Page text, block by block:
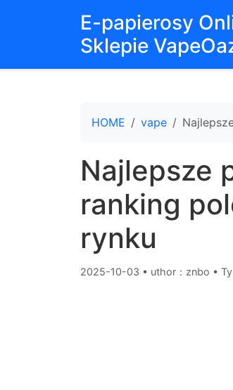
E-papierosy
Sklepie
HOME vape
Najlepsze
ranking
rynku
2025-10-03 • uthor：znbo •